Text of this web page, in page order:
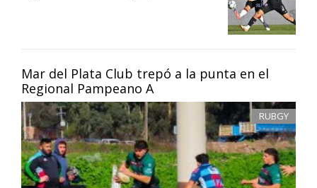
Mar del Plata Club trepó a la punta en el
Regional Pampeano A
RUBGY